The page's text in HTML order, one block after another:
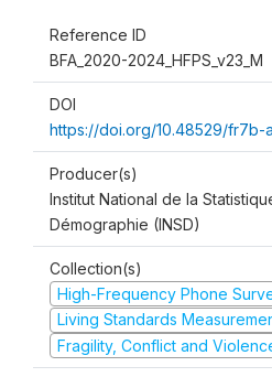
Reference ID
BFA_2020-2024_HFPS_v23_M
DOI
https://doi.org/10.48529/fr7b-
Producer(s)
Institut National de la
Démographie (INSD)
Collection(s)
High-Frequency Phone
Living Standards
Fragility, Conflict and